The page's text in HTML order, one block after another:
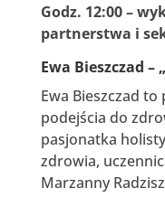
Godz. 12:00 –
partnerstwa i
Ewa Bieszczad –
Ewa Bieszczad
podejścia do
pasjonatka
zdrowia,
Marzanny